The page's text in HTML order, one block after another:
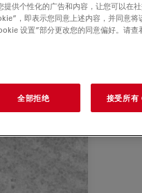
供个性化的广告和内容，让您可以在
，即表示您同意上述内容，并同意将
设置”部分更改您的同意偏好。请查
全部拒绝 接受所